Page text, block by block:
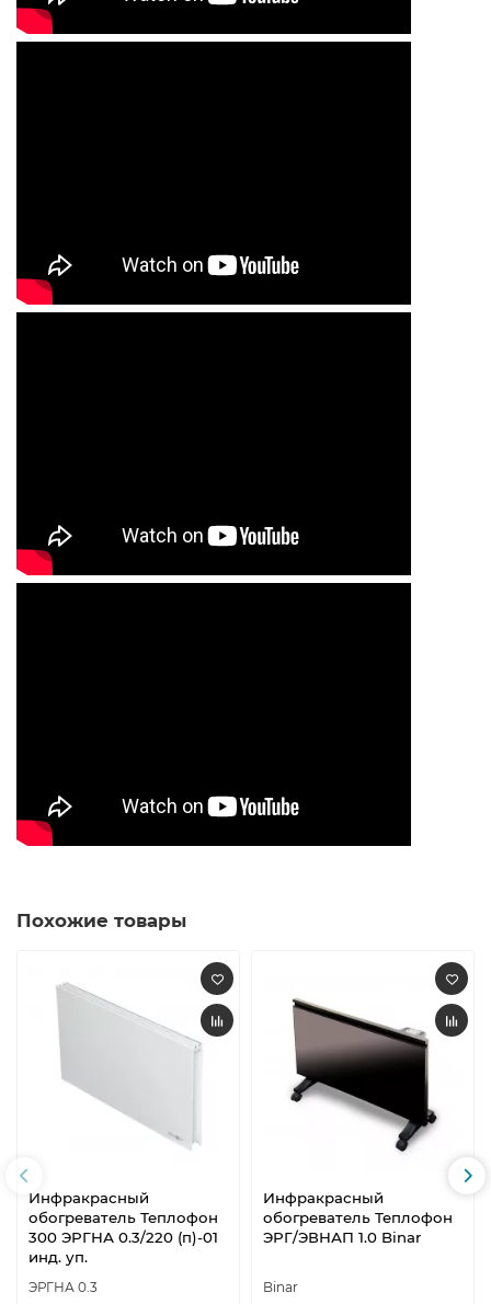
Похожие товары
Инфракрасный
обогреватель Теплофон
300 ЭРГНА 0.3/220 (п)-01
инд. уп.
ЭРГНА 0.3
Инфракрасный
обогреватель Теплофон
ЭРГ/ЭВНАП 1.0 Binar
Binar